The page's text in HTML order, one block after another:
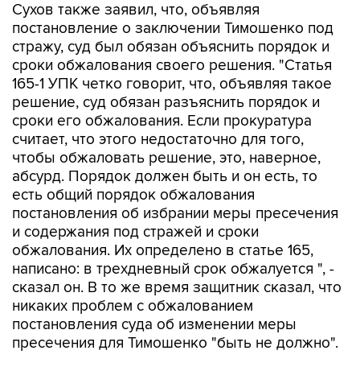
Сухов также заявил, что, объявляя
постановление о заключении Тимошенко под
стражу, суд был обязан объяснить порядок и
сроки обжалования своего решения. "Статья
165-1 УПК четко говорит, что, объявляя такое
решение, суд обязан разъяснить порядок и
сроки его обжалования. Если прокуратура
считает, что этого недостаточно для того,
чтобы обжаловать решение, это, наверное,
абсурд. Порядок должен быть и он есть, то
есть общий порядок обжалования
постановления об избрании меры пресечения
и содержания под стражей и сроки
обжалования. Их определено в статье 165,
написано: в трехдневный срок обжалуется ", -
сказал он. В то же время защитник сказал, что
никаких проблем с обжалованием
постановления суда об изменении меры
пресечения для Тимошенко "быть не должно".